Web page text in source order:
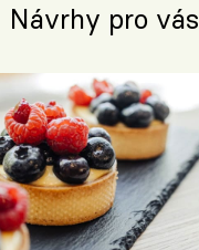
Návrhy pro vás